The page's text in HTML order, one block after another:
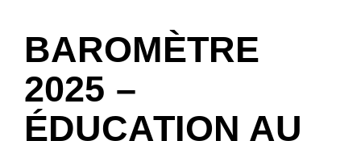
BAROMÈTRE
2025 –
ÉDUCATION AU